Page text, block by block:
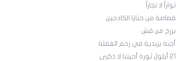
ثواراً لا تجاراً
قصاصة من حنايا الكادحين
برزخ من قش
أجنة يزيدية في رحم الغفلة
21 أيلول ثورة أحيتنا لا ذكرى